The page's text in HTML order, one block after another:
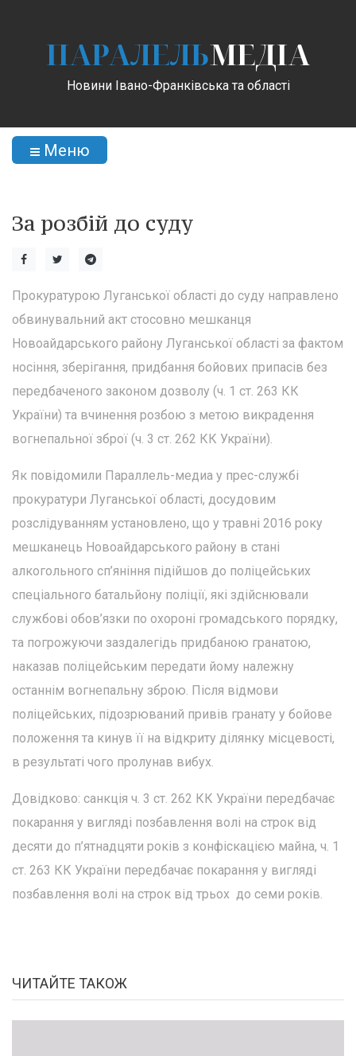
ПАРАЛЕЛЬМЕДІА
Новини Івано-Франківська та області
Меню
За розбій до суду
Прокуратурою Луганської області до суду направлено
обвинувальний акт стосовно мешканця
Новоайдарського району Луганської області за фактом
носіння, зберігання, придбання бойових припасів без
передбаченого законом дозволу (ч. 1 ст. 263 КК
України) та вчинення розбою з метою викрадення
вогнепальної зброї (ч. 3 ст. 262 КК України).
Як повідомили Параллель-медиа у прес-службі
прокуратури Луганської області, досудовим
розслідуванням установлено, що у травні 2016 року
мешканець Новоайдарського району в стані
алкогольного сп’яніння підійшов до поліцейських
спеціального батальйону поліції, які здійснювали
службові обов’язки по охороні громадського порядку,
та погрожуючи заздалегідь придбаною гранатою,
наказав поліцейським передати йому належну
останнім вогнепальну зброю. Після відмови
поліцейських, підозрюваний привів гранату у бойове
положення та кинув її на відкриту ділянку місцевості,
в результаті чого пролунав вибух.
Довідково: санкція ч. 3 ст. 262 КК України передбачає
покарання у вигляді позбавлення волі на строк від
десяти до п’ятнадцяти років з конфіскацією майна, ч. 1
ст. 263 КК України передбачає покарання у вигляді
позбавлення волі на строк від трьох до семи років.
ЧИТАЙТЕ ТАКОЖ